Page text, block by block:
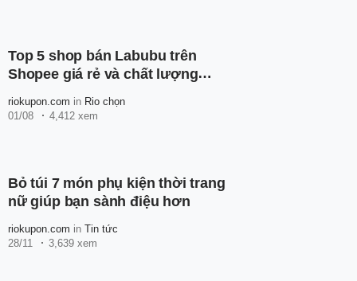
Top 5 shop bán Labubu trên
Shopee giá rẻ và chất lượng
riokupon.com in Rio chọn
01/08
4,412 xem
Bỏ túi 7 món phụ kiện thời trang
nữ giúp bạn sành điệu hơn
riokupon.com in Tin tức
28/11
3,639 xem